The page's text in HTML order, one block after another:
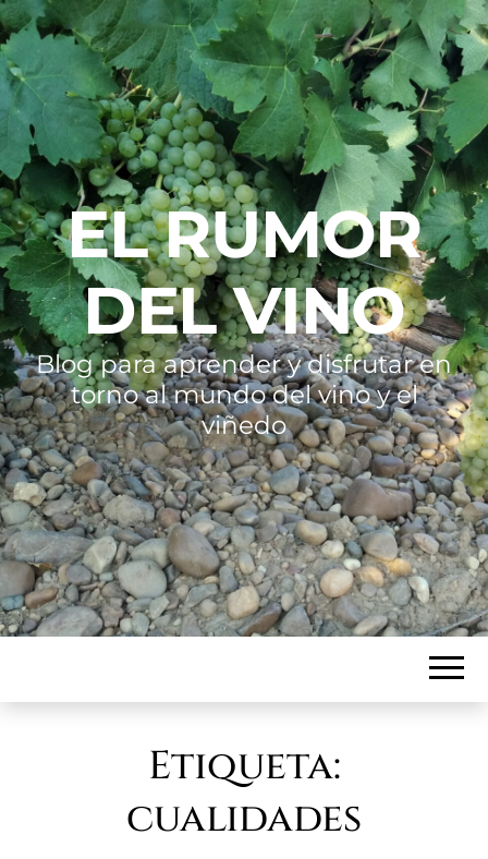
EL RUMOR
DEL VINO
Blog para aprender y disfrutar en
torno al mundo del vino y el
viñedo
Etiqueta:
cualidades